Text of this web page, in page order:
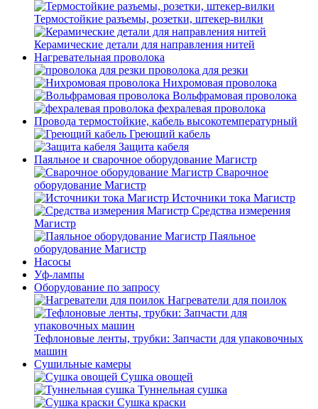
Термостойкие разъемы, розетки, штекер-вилки
Керамические детали для направления нитей
Нагревательная проволока
проволока для резки
Нихромовая проволока
Вольфрамовая проволока
фехралевая проволока
Провода термостойкие, кабель высокотемпературный
Греющий кабель
Защита кабеля
Паяльное и сварочное оборудование Магистр
Сварочное
оборудование Магистр
Источники тока Магистр
Средства измерения
Магистр
Паяльное
оборудование Магистр
Насосы
Уф-лампы
Оборудование по запросу
Нагреватели для поилок
Тефлоновые ленты, трубки: Запчасти для упаковочных
машин
Сушильные камеры
Сушка овощей
Туннельная сушка
Сушка краски